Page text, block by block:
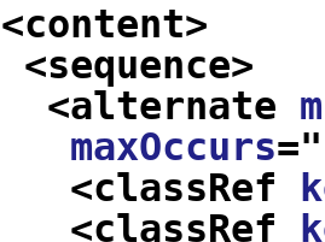
<content>
<sequence>
<alternate
maxOccurs="
<classRef
<classRef